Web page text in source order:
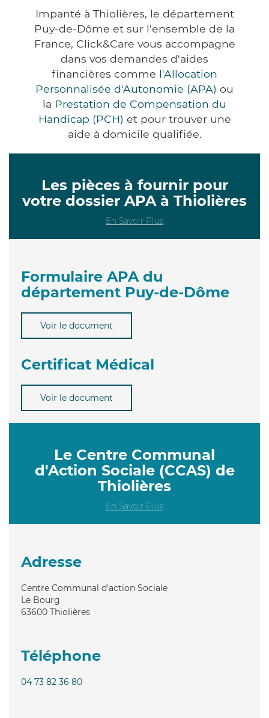
Impanté à Thiolières, le département
Puy-de-Dôme et sur l'ensemble de la
France, Click&Care vous accompagne
dans vos demandes d'aides
financières comme l'Allocation
Personnalisée d'Autonomie (APA) ou
la Prestation de Compensation du
Handicap (PCH) et pour trouver une
aide à domicile qualifiée.
Les pièces à fournir pour
votre dossier APA à Thiolières
En Savoir Plus
Formulaire APA du
département Puy-de-Dôme
Voir le document
Certificat Médical
Voir le document
Le Centre Communal
d'Action Sociale (CCAS) de
Thiolières
En Savoir Plus
Adresse
Centre Communal d'action Sociale
Le Bourg
63600 Thiolières
Téléphone
04 73 82 36 80